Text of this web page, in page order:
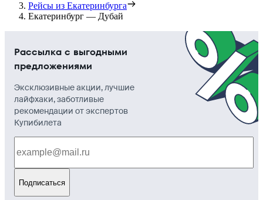
Рейсы из Екатеринбурга
Екатеринбург — Дубай
Рассылка с выгодными
предложениями
Эксклюзивные акции, лучшие
лайфхаки, заботливые
рекомендации от экспертов
Купибилета
Подписаться